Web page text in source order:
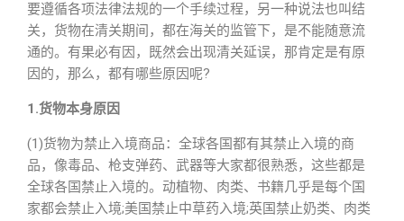
要遵循各项法律法规的一个手续过程，另一种说法也叫结
关，货物在清关期间，都在海关的监管下，是不能随意流
通的。有果必有因，既然会出现清关延误，那肯定是有原
因的，那么，都有哪些原因呢?
1.货物本身原因
(1)货物为禁止入境商品：全球各国都有其禁止入境的商
品，像毒品、枪支弹药、武器等大家都很熟悉，这些都是
全球各国禁止入境的。动植物、肉类、书籍几乎是每个国
家都会禁止入境;美国禁止中草药入境;英国禁止奶类、肉类